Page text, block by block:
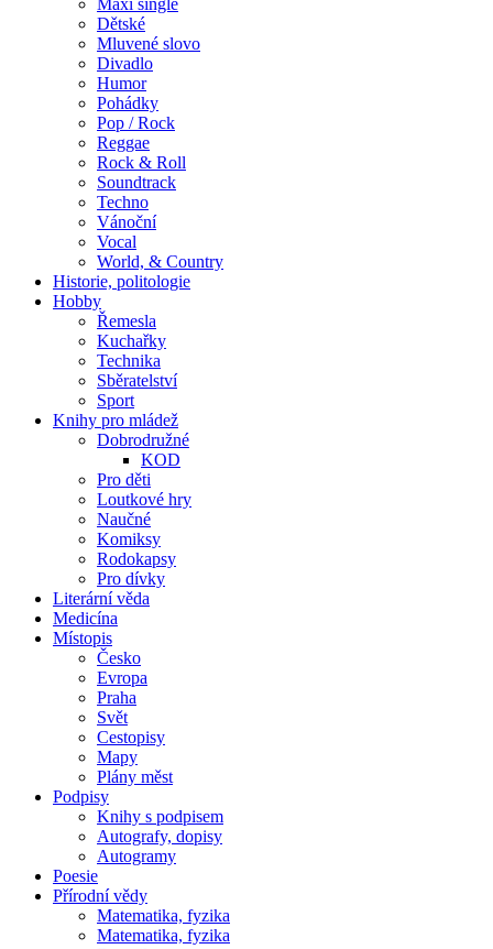
Maxi single
Dětské
Mluvené slovo
Divadlo
Humor
Pohádky
Pop / Rock
Reggae
Rock & Roll
Soundtrack
Techno
Vánoční
Vocal
World, & Country
Historie, politologie
Hobby
Řemesla
Kuchařky
Technika
Sběratelství
Sport
Knihy pro mládež
Dobrodružné
KOD
Pro děti
Loutkové hry
Naučné
Komiksy
Rodokapsy
Pro dívky
Literární věda
Medicína
Místopis
Česko
Evropa
Praha
Svět
Cestopisy
Mapy
Plány měst
Podpisy
Knihy s podpisem
Autografy, dopisy
Autogramy
Poesie
Přírodní vědy
Matematika, fyzika
Matematika, fyzika